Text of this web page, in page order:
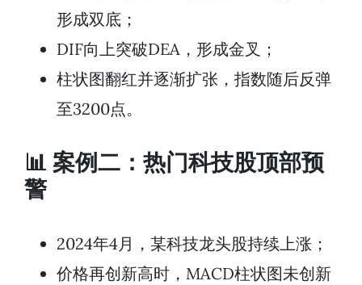
形成双底；
DIF向上突破DEA，形成金叉；
柱状图翻红并逐渐扩张，指数随后反弹
至3200点。
📊 案例二：热门科技股顶部预
警
2024年4月，某科技龙头股持续上涨；
价格再创新高时，MACD柱状图未创新